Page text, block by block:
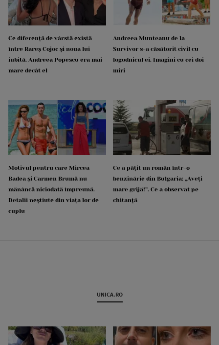
Ce diferență de vârstă există
între Rareș Cojoc și noua lui
iubită. Andreea Popescu era mai
mare decât el
Andreea Munteanu de la
Survivor s-a căsătorit civil cu
logodnicul ei. Imagini cu cei doi
miri
Motivul pentru care Mircea
Badea și Carmen Brumă nu
mănâncă niciodată împreună.
Detalii neștiute din viața lor de
cuplu
Ce a pățit un român într-o
benzinărie din Bulgaria: „Aveți
mare grijă!”. Ce a observat pe
chitanță
UNICA.RO